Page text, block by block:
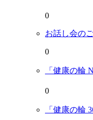
0
お話し会の
0
「健康の輪
0
「健康の輪